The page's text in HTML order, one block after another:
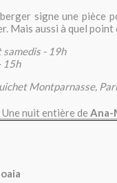
signe une pièce
Mais aussi à quel
samedis - 19h
15h
Montparnasse,
Une nuit entière de Ana-